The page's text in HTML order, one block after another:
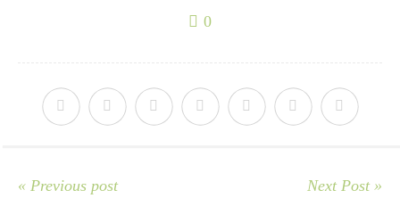
0
« Previous post Next Post »